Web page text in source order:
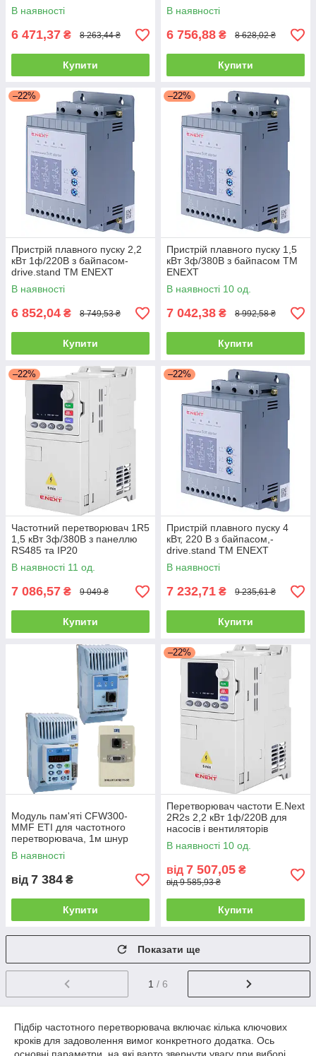
В наявності
6 471,37 ₴ 8 263,44 ₴
Купити
В наявності
6 756,88 ₴ 8 628,02 ₴
Купити
–22%
Пристрій плавного пуску 2,2
кВт 1ф/220В з байпасом-
drive.stand ТМ ENEXT
В наявності
6 852,04 ₴ 8 749,53 ₴
Купити
–22%
Пристрій плавного пуску 1,5
кВт 3ф/380В з байпасом ТМ
ENEXT
В наявності 10 од.
7 042,38 ₴ 8 992,58 ₴
Купити
–22%
Частотний перетворювач 1R5
1,5 кВт 3ф/380В з панеллю
RS485 та IP20
В наявності 11 од.
7 086,57 ₴ 9 049 ₴
Купити
–22%
Пристрій плавного пуску 4
кВт, 220 В з байпасом,-
drive.stand ТМ ENEXT
В наявності
7 232,71 ₴ 9 235,61 ₴
Купити
Модуль пам'яті CFW300-
MMF ETI для частотного
перетворювача, 1м шнур
В наявності
від 7 384 ₴
Купити
–22%
Перетворювач частоти E.Next
2R2s 2,2 кВт 1ф/220В для
насосів і вентиляторів
В наявності 10 од.
від 7 507,05 ₴
від 9 585,93 ₴
Купити
Показати ще
1 / 6
Підбір частотного перетворювача включає кілька ключових
кроків для задоволення вимог конкретного додатка. Ось